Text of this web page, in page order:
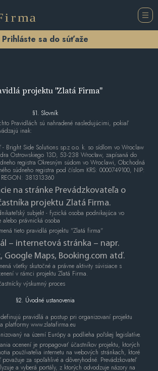
Prihláste sa do súťaže
projektu "Zlatá Firma"
§1. Slovník
Pravidlách sú nahradené nasledujúcimi, pokiaľ
inak:
- Bright Side Solutions sp.z o.o. k. so sídlom vo Wroclaw
Ostrowskiego 13D, 53-238 Wrocław, zapísaná do
registra Okresným súdom vo Wroclawi, Obchodná
súdneho registra pod číslom KRS: 0000749100, NIP:
381313360
na stránke Prevádzkovateľa o
projektu Zlatá Firma.
subjekt - fyzická osoba podnikajúca vo
alebo právnická osoba
tieto pravidlá projektu "Zlatá firma"
– internetová stránka – napr.
Google Maps, Booking.com atď.
všetky skutočné a právne aktivity súvisiace s
v rámci projektu Zlatá Firma.
výskumný proces
§2. Úvodné ustanovenia
pravidlá a postup pri organizovaní projektu
platformy www.zlatafirma.eu
na území Európy a podlieha poľskej legislatíve.
ocenení je propagovať účastníkov projektu, ktorých
používatelia internetu na webových stránkach, ktoré
považuje za spoľahlivé a dôveryhodné. Prevádzkovateľ
a vyberá portály, z ktorých odvodzuje názory na